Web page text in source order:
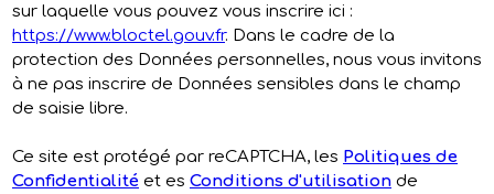
sur laquelle vous pouvez vous inscrire ici :
https://www.bloctel.gouv.fr. Dans le cadre de la
protection des Données personnelles, nous vous invitons
à ne pas inscrire de Données sensibles dans le champ
de saisie libre.
Ce site est protégé par reCAPTCHA, les Politiques de
Confidentialité et es Conditions d'utilisation de